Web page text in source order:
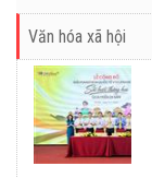
Văn hóa xã hội